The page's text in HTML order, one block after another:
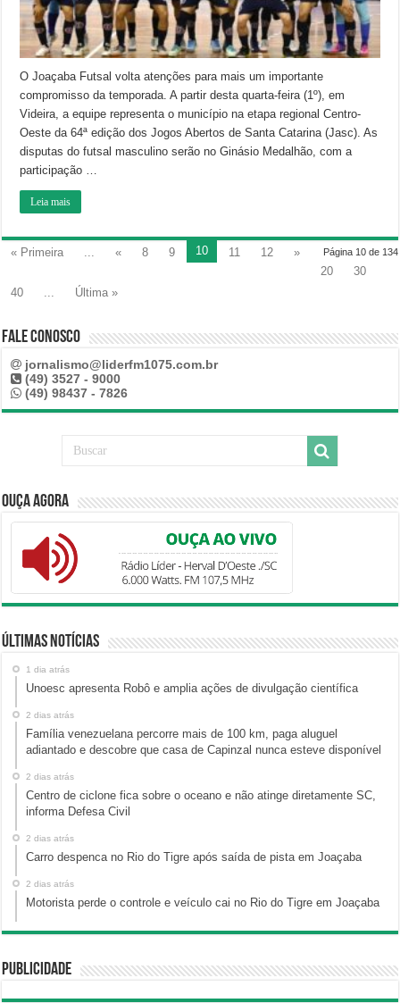
O Joaçaba Futsal volta atenções para mais um importante
compromisso da temporada. A partir desta quarta-feira (1º), em
Videira, a equipe representa o município na etapa regional Centro-
Oeste da 64ª edição dos Jogos Abertos de Santa Catarina (Jasc). As
disputas do futsal masculino serão no Ginásio Medalhão, com a
participação …
Leia mais
Página 10 de 134
« Primeira « 8 9 10 11 12
»
20
30
40
Última »
Fale Conosco
jornalismo@liderfm1075.com.br
(49) 3527 - 9000
(49) 98437 - 7826
Ouça Agora
Últimas Notícias
1 dia atrás
Unoesc apresenta Robô e amplia ações de divulgação científica
2 dias atrás
Família venezuelana percorre mais de 100 km, paga aluguel
adiantado e descobre que casa de Capinzal nunca esteve disponível
2 dias atrás
Centro de ciclone fica sobre o oceano e não atinge diretamente SC,
informa Defesa Civil
2 dias atrás
Carro despenca no Rio do Tigre após saída de pista em Joaçaba
2 dias atrás
Motorista perde o controle e veículo cai no Rio do Tigre em Joaçaba
Publicidade